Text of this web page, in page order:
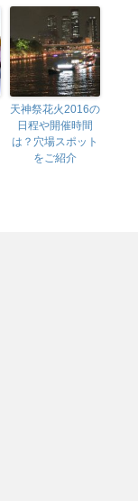
天神祭花火2016の
日程や開催時間
は？穴場スポット
をご紹介